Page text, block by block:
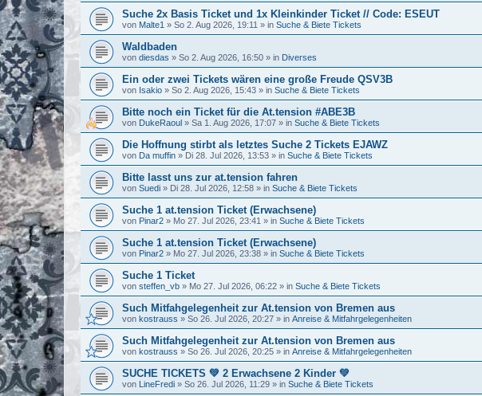
Suche 2x Basis Ticket und 1x Kleinkinder Ticket // Code: ESEUT
von Malte1 » So 2. Aug 2026, 19:11 » in Suche & Biete Tickets
Waldbaden
von diesdas » So 2. Aug 2026, 16:50 » in Diverses
Ein oder zwei Tickets wären eine große Freude QSV3B
von Isakio » So 2. Aug 2026, 15:43 » in Suche & Biete Tickets
Bitte noch ein Ticket für die At.tension #ABE3B
von DukeRaoul » Sa 1. Aug 2026, 17:07 » in Suche & Biete Tickets
Die Hoffnung stirbt als letztes Suche 2 Tickets EJAWZ
von Da muffin » Di 28. Jul 2026, 13:53 » in Suche & Biete Tickets
Bitte lasst uns zur at.tension fahren
von Suedi » Di 28. Jul 2026, 12:58 » in Suche & Biete Tickets
Suche 1 at.tension Ticket (Erwachsene)
von Pinar2 » Mo 27. Jul 2026, 23:41 » in Suche & Biete Tickets
Suche 1 at.tension Ticket (Erwachsene)
von Pinar2 » Mo 27. Jul 2026, 23:38 » in Suche & Biete Tickets
Suche 1 Ticket
von steffen_vb » Mo 27. Jul 2026, 06:22 » in Suche & Biete Tickets
Such Mitfahgelegenheit zur At.tension von Bremen aus
von kostrauss » So 26. Jul 2026, 20:27 » in Anreise & Mitfahrgelegenheiten
Such Mitfahgelegenheit zur At.tension von Bremen aus
von kostrauss » So 26. Jul 2026, 20:25 » in Anreise & Mitfahrgelegenheiten
SUCHE TICKETS 💚 2 Erwachsene 2 Kinder 💚
von LineFredi » So 26. Jul 2026, 11:29 » in Suche & Biete Tickets